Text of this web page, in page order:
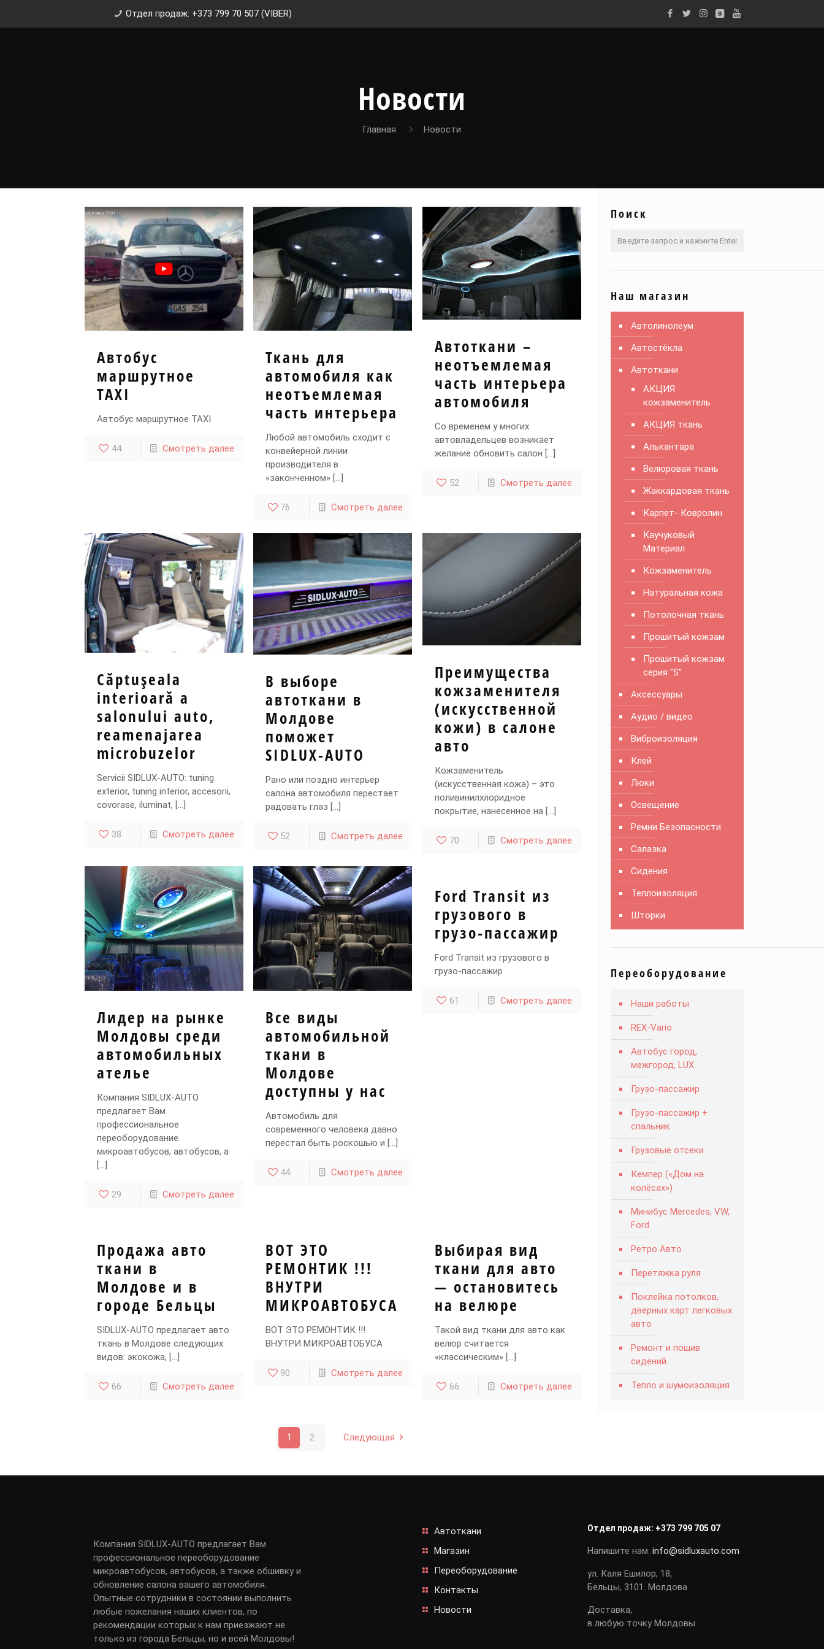
Отдел продаж: +373 799 70 507 (VIBER)
Новости
Главная Новости
Автобус
маршрутное
TAXI
Автобус маршрутное TAXI
44 Смотреть далее
Ткань для
автомобиля как
неотъемлемая
часть интерьера
Любой автомобиль сходит с
конвейерной линии
производителя в
«законченном» […]
76 Смотреть далее
Автоткани –
неотъемлемая
часть интерьера
автомобиля
Со временем у многих
автовладельцев возникает
желание обновить салон […]
52 Смотреть далее
Căptuşeala
interioară a
salonului auto,
reamenajarea
microbuzelor
Servicii SIDLUX-AUTO: tuning
exterior, tuning interior, accesorii,
covorase, iluminat, […]
38 Смотреть далее
В выборе
автоткани в
Молдове
поможет
SIDLUX-AUTO
Рано или поздно интерьер
салона автомобиля перестает
радовать глаз […]
52 Смотреть далее
Преимущества
кожзаменителя
(искусственной
кожи) в салоне
авто
Кожзаменитель
(искусственная кожа) – это
поливинилхлоридное
покрытие, нанесенное на[…]
70 Смотреть далее
Лидер на рынке
Молдовы среди
автомобильных
ателье
Компания SIDLUX-AUTO
предлагает Вам
профессиональное
переоборудование
микроавтобусов, автобусов, а
[…]
29 Смотреть далее
Все виды
автомобильной
ткани в
Молдове
доступны у нас
Автомобиль для
современного человека давно
перестал быть роскошью и […]
44 Смотреть далее
Ford Transit из
грузового в
грузо-пассажир
Ford Transit из грузового в
грузо-пассажир
61 Смотреть далее
Продажа авто
ткани в
Молдове и в
городе Бельцы
SIDLUX-AUTO предлагает авто
ткань в Молдове следующих
видов: экокожа, […]
66 Смотреть далее
ВОТ ЭТО
РЕМОНТИК !!!
ВНУТРИ
МИКРОАВТОБУСА
ВОТ ЭТО РЕМОНТИК !!!
ВНУТРИ МИКРОАВТОБУСА
90 Смотреть далее
Выбирая вид
ткани для авто
— остановитесь
на велюре
Такой вид ткани для авто как
велюр считается
«классическим»[…]
66 Смотреть далее
1 2 Следующая
Поиск
Наш магазин
Автолинолеум
Автостёкла
Автоткани
АКЦИЯ
кожзаменитель
АКЦИЯ ткань
Алькантара
Велюровая ткань
Жаккардовая ткань
Карпет- Ковролин
Каучуковый
Материал
Кожзаменитель
Натуральная кожа
Потолочная ткань
Прошитый кожзам
Прошитый кожзам
серия "S"
Аксессуары
Аудио / видео
Виброизоляция
Клей
Люки
Освещение
Ремни Безопасности
Салазка
Сидения
Теплоизоляция
Шторки
Переоборудование
Наши работы
REX-Vario
Автобус город,
межгород, LUX
Грузо-пассажир
Грузо-пассажир +
спальник
Грузовые отсеки
Кемпер («Дом на
колёсах»)
Минибус Mercedes, VW,
Ford
Ретро Авто
Перетяжка руля
Поклейка потолков,
дверных карт легковых
авто
Ремонт и пошив
сидений
Тепло и шумоизоляция
Компания SIDLUX-AUTO предлагает Вам
профессиональное переоборудование
микроавтобусов, автобусов, а также обшивку и
обновление салона вашего автомобиля.
Опытные сотрудники в состоянии выполнить
любые пожелания наших клиентов, по
рекомендации которых к нам приезжают не
только из города Бельцы, но и всей Молдовы!
Автоткани
Магазин
Переоборудование
Контакты
Новости
Отдел продаж: +373 799 705 07
Напишите нам:info@sidluxauto.com
ул. Каля Ешилор, 18,
Бельцы, 3101. Молдова
Доставка,
в любую точку Молдовы